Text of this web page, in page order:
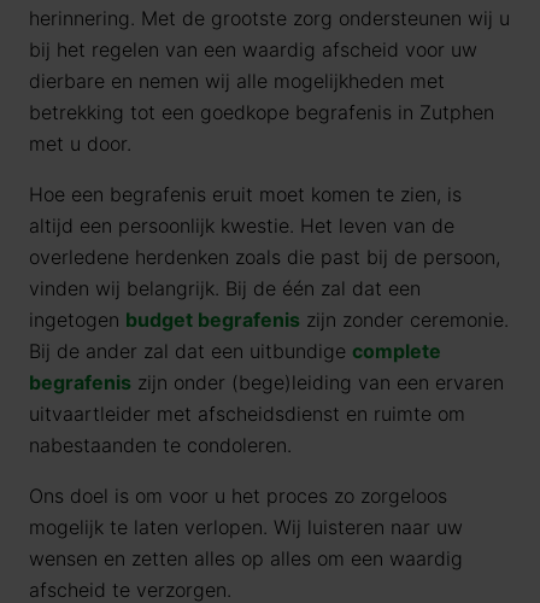
herinnering. Met de grootste zorg ondersteunen wij u
bij het regelen van een waardig afscheid voor uw
dierbare en nemen wij alle mogelijkheden met
betrekking tot een goedkope begrafenis in Zutphen
met u door.
Hoe een begrafenis eruit moet komen te zien, is
altijd een persoonlijk kwestie. Het leven van de
overledene herdenken zoals die past bij de persoon,
vinden wij belangrijk. Bij de één zal dat een
ingetogen budget begrafenis zijn zonder ceremonie.
Bij de ander zal dat een uitbundige complete
begrafenis zijn onder (bege)leiding van een ervaren
uitvaartleider met afscheidsdienst en ruimte om
nabestaanden te condoleren.
Ons doel is om voor u het proces zo zorgeloos
mogelijk te laten verlopen. Wij luisteren naar uw
wensen en zetten alles op alles om een waardig
afscheid te verzorgen.